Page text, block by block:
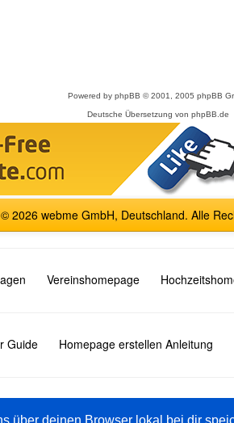
Powered by phpBB © 2001, 2005 phpBB
Deutsche Übersetzung von phpBB.de
© 2026 webme GmbH, Deutschland. Alle
Vereinshomepage
Guide Homepage erstellen Anleitung
über deinen Browser lokal bei dir